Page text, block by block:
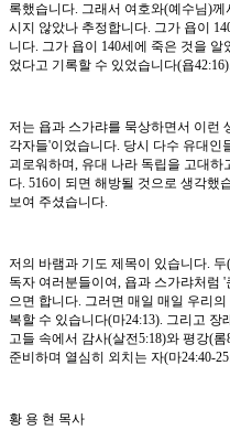
록했습니다. 그래서 여호와(예수님)
시지 않았나 추정합니다. 그가 욥이
니다. 그가 욥이 140세에 죽은 것을
었다고 기록할 수 있었습니다(욥42:16).
저는 욥과 스가랴를 묵상하면서 이런
각자들'이었습니다. 당시 다수 유대인
괴로워하며, 유대 나라 독립을 고대하
다. 516이 되면 해방될 것으로 생각했
보여 주셨습니다.
저의 바램과 기도 제목이 있습니다.
독자 여러분들이여, 욥과 스가랴처럼
으면 합니다. 그러면 매일 매일 우리
복할 수 있습니다(마24:13). 그리고
고들 속에서 감사(살전5:18)와 평강(
준비하며 열심히 외치는 자(마24:40-
황 용 현 목사